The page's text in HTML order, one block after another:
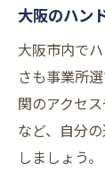
大阪のハン
大阪市内で
さも事業所
関のアクセ
など、自分
しましょう。